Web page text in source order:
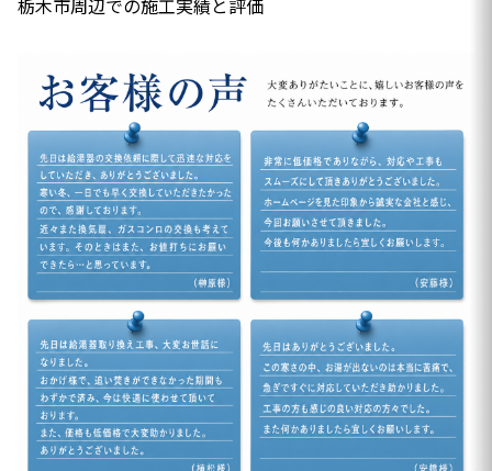
栃木市周辺での施工実績と評価